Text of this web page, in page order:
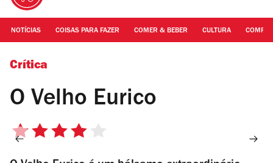
NOTÍCIAS COISAS PARA FAZER COMER & BEBER CULTURA
Rita Chantre | O Velho Eurico
Crítica
O Velho Eurico
4/5